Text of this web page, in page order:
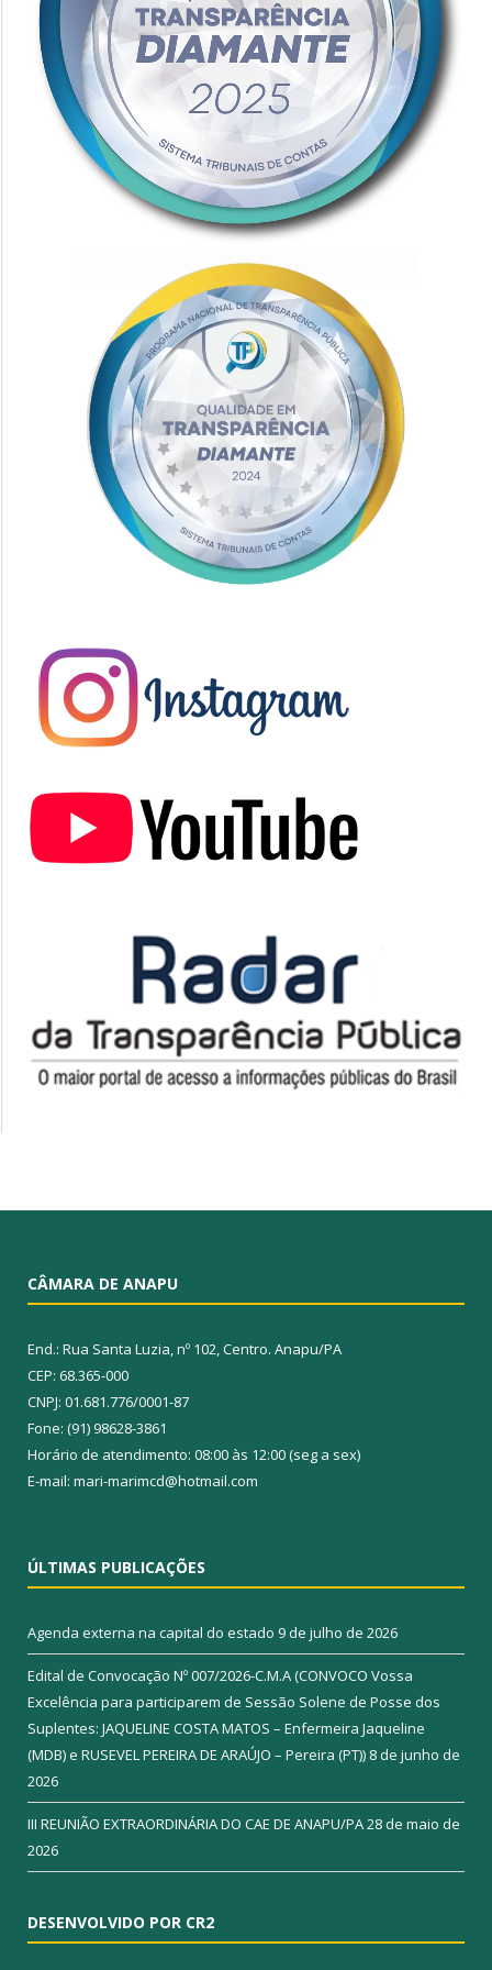
CÂMARA DE ANAPU
End.: Rua Santa Luzia, nº 102, Centro. Anapu/PA
CEP: 68.365-000
CNPJ: 01.681.776/0001-87
Fone: (91) 98628-3861
Horário de atendimento: 08:00 às 12:00 (seg a sex)
E-mail: mari-marimcd@hotmail.com
ÚLTIMAS PUBLICAÇÕES
Agenda externa na capital do estado 9 de julho de 2026
Edital de Convocação Nº 007/2026-C.M.A (CONVOCO Vossa
Excelência para participarem de Sessão Solene de Posse dos
Suplentes: JAQUELINE COSTA MATOS – Enfermeira Jaqueline
(MDB) e RUSEVEL PEREIRA DE ARAÚJO – Pereira (PT)) 8 de junho de
2026
III REUNIÃO EXTRAORDINÁRIA DO CAE DE ANAPU/PA28 de maio de
2026
DESENVOLVIDO POR CR2